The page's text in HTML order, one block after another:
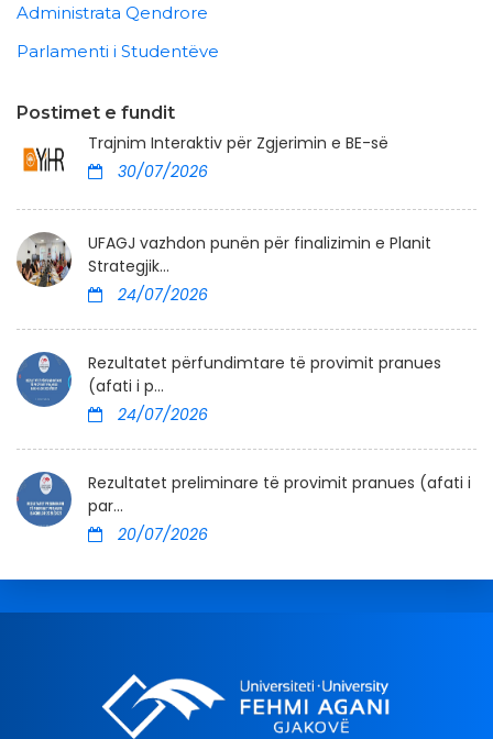
Administrata Qendrore
Parlamenti i Studentëve
Postimet e fundit
Trajnim Interaktiv për Zgjerimin e BE-së
30/07/2026
UFAGJ vazhdon punën për finalizimin e Planit
Strategjik...
24/07/2026
Rezultatet përfundimtare të provimit pranues
(afati i p...
24/07/2026
Rezultatet preliminare të provimit pranues (afati i
par...
20/07/2026